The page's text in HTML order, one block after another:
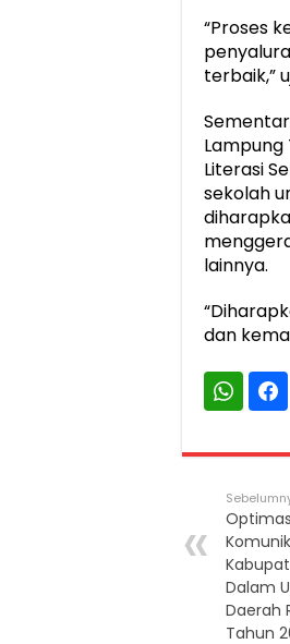
“Proses
terbaik,”
Literasi
sekolah
lainnya.
dan
Dalam
Daerah
Tahun